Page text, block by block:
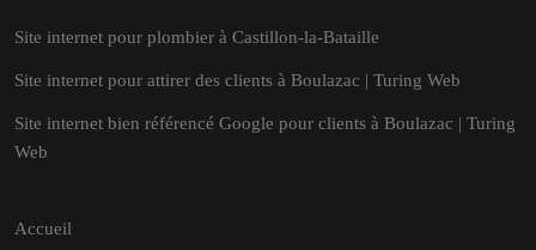
Site internet pour plombier à Castillon-la-Bataille
Site internet pour attirer des clients à Boulazac | Turing Web
Site internet bien référencé Google pour clients à Boulazac | Turing
Web
Accueil